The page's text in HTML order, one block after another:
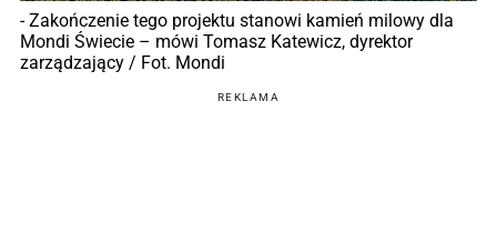
- Zakończenie tego projektu stanowi kamień milowy dla
Mondi Świecie – mówi Tomasz Katewicz, dyrektor
zarządzający / Fot. Mondi
REKLAMA